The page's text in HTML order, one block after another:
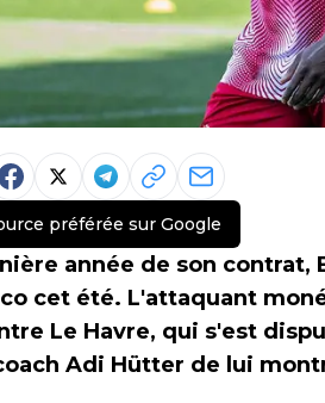
préférée sur Google
année de son contrat,
cet été. L'attaquant
Le Havre, qui s'est
Adi Hütter de lui